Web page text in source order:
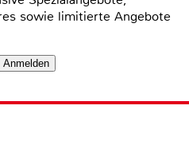
sowie limitierte Angebote